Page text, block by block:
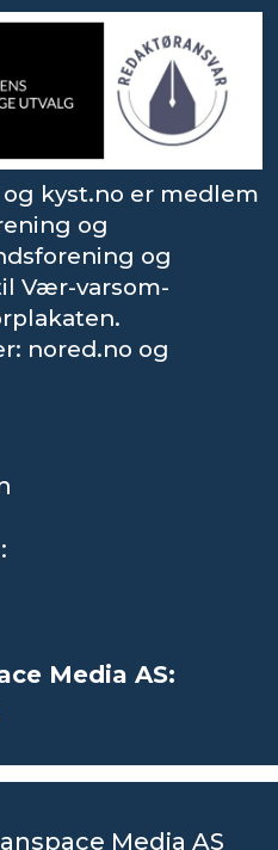
kyst.no er medlem
og
og
Vær-varsom-
nored.no og
:
Media AS:
Media AS